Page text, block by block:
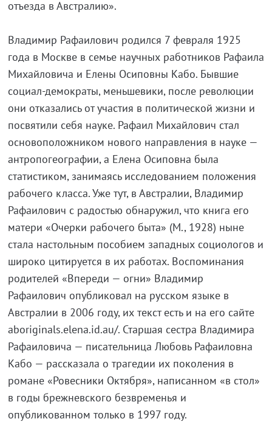
отъезда в Австралию».
Владимир Рафаилович родился 7 февраля 1925
года в Москве в семье научных работников Рафаила
Михайловича и Елены Осиповны Кабо. Бывшие
социал-демократы, меньшевики, после революции
они отказались от участия в политической жизни и
посвятили себя науке. Рафаил Михайлович стал
основоположником нового направления в науке —
антропогеографии, а Елена Осиповна была
статистиком, занимаясь исследованием положения
рабочего класса. Уже тут, в Австралии, Владимир
Рафаилович с радостью обнаружил, что книга его
матери «Очерки рабочего быта» (М., 1928) ныне
стала настольным пособием западных социологов и
широко цитируется в их работах. Воспоминания
родителей «Впереди — огни» Владимир
Рафаилович опубликовал на русском языке в
Австралии в 2006 году, их текст есть и на его сайте
aboriginals.elena.id.au/. Старшая сестра Владимира
Рафаиловича — писательница Любовь Рафаиловна
Кабо — рассказала о трагедии их поколения в
романе «Ровесники Октября», написанном «в стол»
в годы брежневского безвременья и
опубликованном только в 1997 году.